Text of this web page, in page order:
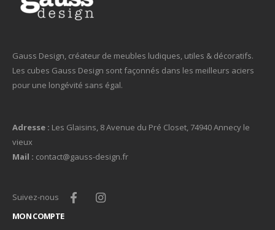
Gauss Design, créateur de meubles ludiques, utiles & décoratifs.
Les cubes Gauss Design sont façonnés dans les meilleurs aciers
pour une longévité sans égal.
Adresse : Les Glaisins, 8 Avenue du Pré Closet, 74940 Annecy le
vieux
Mail : contact@gauss-design.fr
Suivez-nous
MON COMPTE